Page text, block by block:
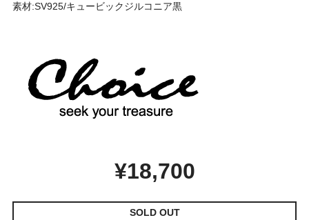
素材:SV925/キュービックジルコニア黒
¥18,700
SOLD OUT